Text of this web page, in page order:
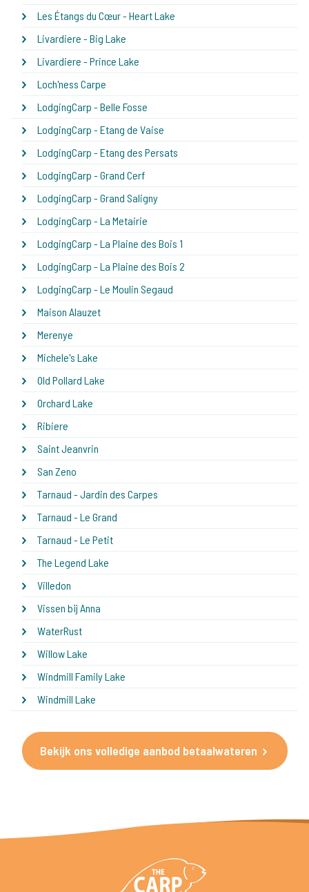
Les Étangs du Cœur - Heart Lake
Livardiere - Big Lake
Livardiere - Prince Lake
Loch'ness Carpe
LodgingCarp - Belle Fosse
LodgingCarp - Etang de Vaise
LodgingCarp - Etang des Persats
LodgingCarp - Grand Cerf
LodgingCarp - Grand Saligny
LodgingCarp - La Metairie
LodgingCarp - La Plaine des Bois 1
LodgingCarp - La Plaine des Bois 2
LodgingCarp - Le Moulin Segaud
Maison Alauzet
Merenye
Michele's Lake
Old Pollard Lake
Orchard Lake
Ribiere
Saint Jeanvrin
San Zeno
Tarnaud - Jardin des Carpes
Tarnaud - Le Grand
Tarnaud - Le Petit
The Legend Lake
Villedon
Vissen bij Anna
WaterRust
Willow Lake
Windmill Family Lake
Windmill Lake
Bekijk ons volledige aanbod betaalwateren